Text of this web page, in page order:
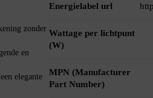
zonder
en
elegante
Energielabel url
Wattage per lichtpunt
(W)
MPN (Manufacturer
Part Number)